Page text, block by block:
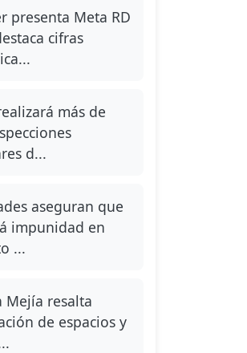
presenta Meta RD
cifras
más de
d...
aseguran que
impunidad en
...
Mejía resalta
de espacios y